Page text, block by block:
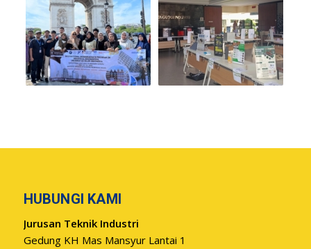
HUBUNGI KAMI
Jurusan Teknik Industri
Gedung KH Mas Mansyur Lantai 1